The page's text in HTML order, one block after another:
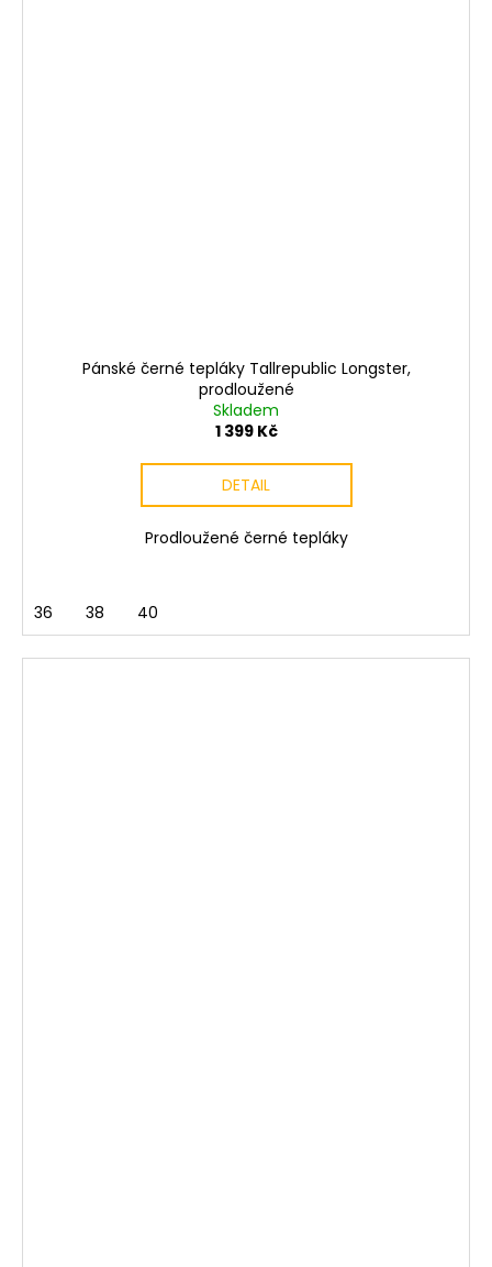
Pánské černé tepláky Tallrepublic Longster,
prodloužené
Skladem
1 399 Kč
DETAIL
Prodloužené černé tepláky
36 38 40